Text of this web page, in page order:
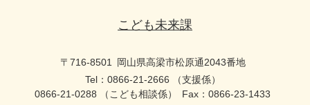
こども未来課
〒716-8501
岡山県高梁市松原通2043番地
Tel：0866-21-2666 （支援係）
0866-21-0288 （こども相談係）
Fax：0866-23-1433